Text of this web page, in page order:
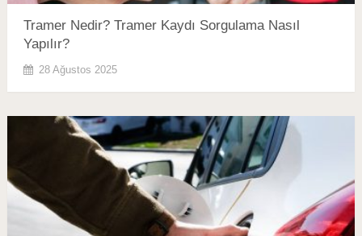
Tramer Nedir? Tramer Kaydı Sorgulama Nasıl
Yapılır?
28 Ağustos 2025